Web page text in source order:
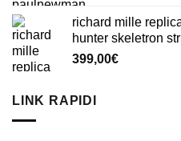
richard mille
hunter skeletron
399,00€
LINK RAPIDI